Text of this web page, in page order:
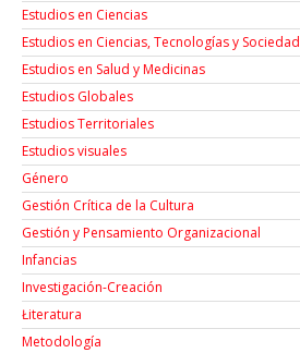
Estudios en Ciencias
Estudios en Ciencias, Tecnologías y Sociedad
Estudios en Salud y Medicinas
Estudios Globales
Estudios Territoriales
Estudios visuales
Género
Gestión Crítica de la Cultura
Gestión y Pensamiento Organizacional
Infancias
Investigación-Creación
Łiteratura
Metodología